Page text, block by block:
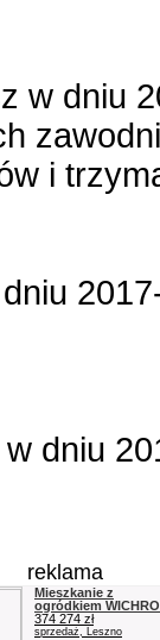
w dniu
i
w dniu
reklama
Mieszkanie z
ogródkiem
374 274 zł
sprzedaż, Leszno